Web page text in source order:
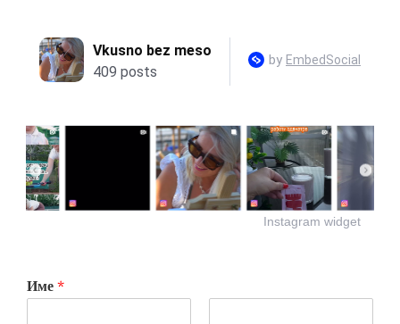
Instagram widget
Име *